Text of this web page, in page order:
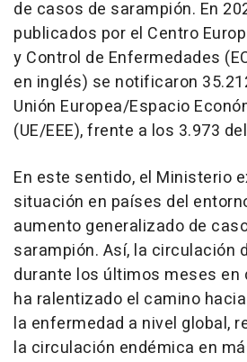
de casos de sarampión. En
publicados por el Centro
y Control de Enfermedades
en inglés) se notificaron
Unión Europea/Espacio
(UE/EEE), frente a los 3.973
En este sentido, el Ministerio
situación en países del
aumento generalizado de
sarampión. Así, la circulación
durante los últimos meses
ha ralentizado el camino
la enfermedad a nivel global,
la circulación endémica en